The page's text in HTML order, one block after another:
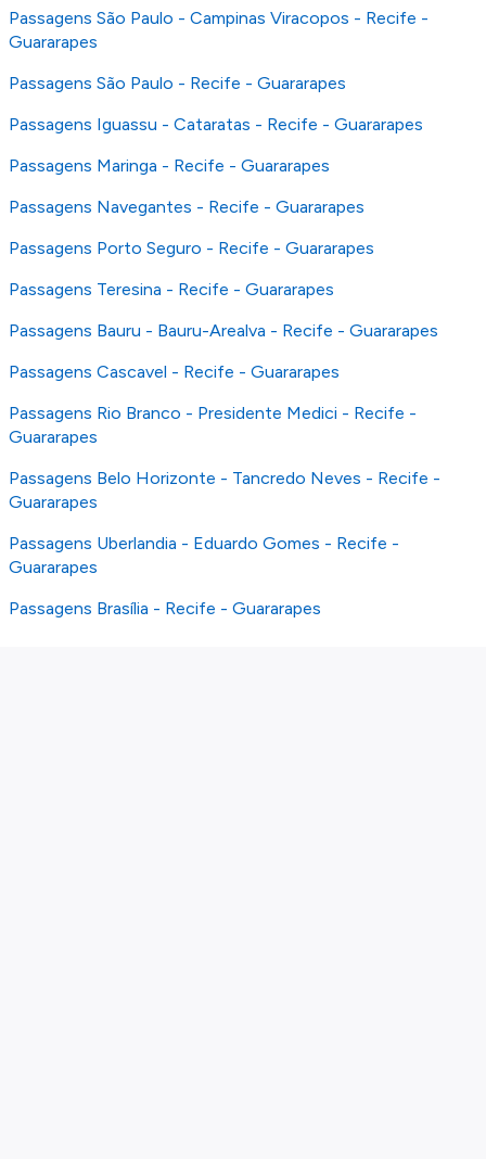
Passagens São Paulo - Campinas Viracopos - Recife -
Guararapes
Passagens São Paulo - Recife - Guararapes
Passagens Iguassu - Cataratas - Recife - Guararapes
Passagens Maringa - Recife - Guararapes
Passagens Navegantes - Recife - Guararapes
Passagens Porto Seguro - Recife - Guararapes
Passagens Teresina - Recife - Guararapes
Passagens Bauru - Bauru-Arealva - Recife - Guararapes
Passagens Cascavel - Recife - Guararapes
Passagens Rio Branco - Presidente Medici - Recife -
Guararapes
Passagens Belo Horizonte - Tancredo Neves - Recife -
Guararapes
Passagens Uberlandia - Eduardo Gomes - Recife -
Guararapes
Passagens Brasília - Recife - Guararapes